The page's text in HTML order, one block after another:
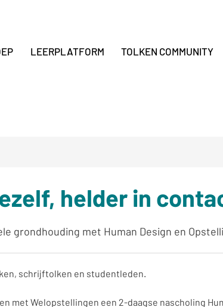
LEERPLATFORM TOLKEN COMMUNITY
helder in
grondhouding met Human Design en
schrijftolken en studentleden.
met Welopstellingen een 2-daagse nascholing